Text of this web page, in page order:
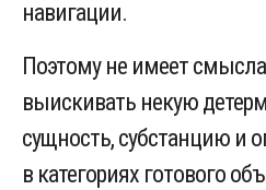
навигации.
Поэтому не имеет
выискивать некую
сущность, субстанцию и
в категориях готового